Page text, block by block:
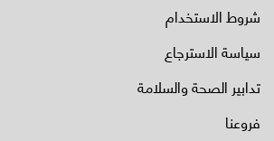
شروط الاستخدام
سياسة الاسترجاع
تدابير الصحة والسلامة
فروعنا